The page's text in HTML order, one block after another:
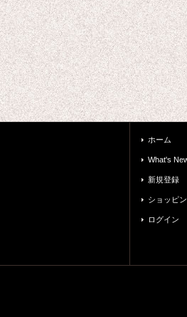
ホーム
What's
新規登録
ショッピ
ログイン